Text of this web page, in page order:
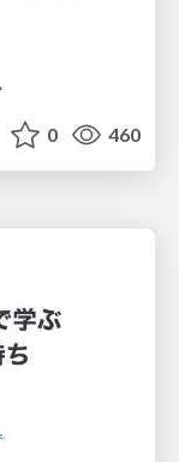
0 460